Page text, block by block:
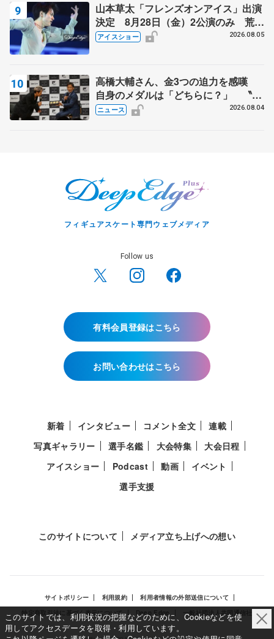
山本草太「フレンズオンアイス」出演
決定 8月28日（金）2公演のみ 荒川
静香さんプロデュース、20周年のアイ
アイスショー 2026.08.05
高橋大輔さん、金3つの迫力を感嘆
自身のメダルは「どちらに？」 〝リ
ス兄弟〟オリンピック3連覇の野村忠
ニュース 2026.08.04
フィギュアスケート専門ウェブメディア
Follow us
有料会員登録はこちら
お問い合わせはこちら
新着 インタビュー コメント全文
連載
写真ギャラリー
選手名鑑 大会特集
大会日程
アイスショー
Podcast 動画
イベント
選手支援
このサイトについて メディア立ち上げへの想い
サイトポリシー 利用規約
利用者情報の外部送信について
特定商取引法に基づく表示について
Deep Edge 一般社団法人共同通信社
このサイトでは、利用状況の把握などのために、Cookieなどを使
用してアクセスデータを取得・利用しています。